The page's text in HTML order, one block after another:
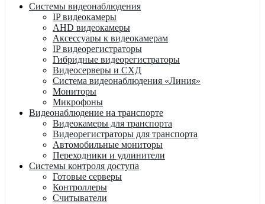
Системы видеонаблюдения
IP видеокамеры
AHD видеокамеры
Аксессуары к видеокамерам
IP видеорегистраторы
Гибридные видеорегистраторы
Видеосерверы и СХД
Система видеонаблюдения «Линия»
Мониторы
Микрофоны
Видеонаблюдение на транспорте
Видеокамеры для транспорта
Видеорегистраторы для транспорта
Автомобильные мониторы
Переходники и удлинители
Системы контроля доступа
Готовые серверы
Контроллеры
Считыватели